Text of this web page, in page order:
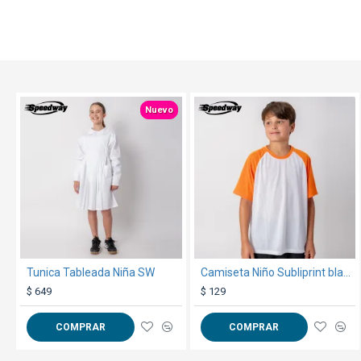
Nuevo
TEXTTRANSPARENTE
Tunica Tableada Niña SW
$ 649
COMPRAR
TEXTTRANSPARENTE
$ 129
COMPRAR